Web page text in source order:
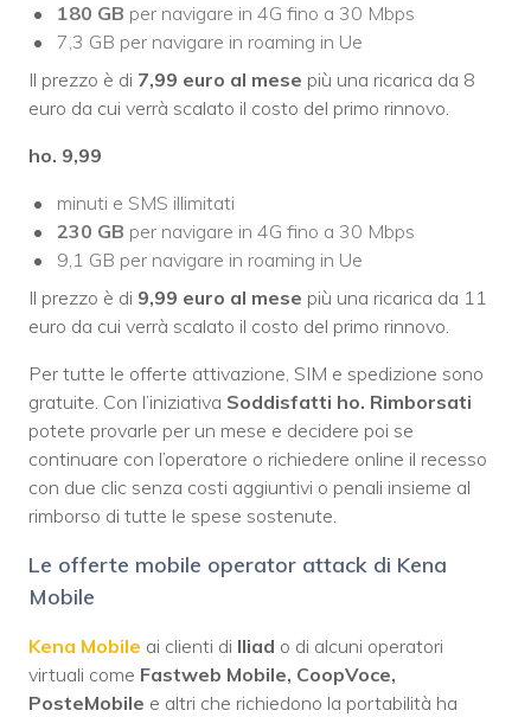
180 GB per navigare in 4G fino a 30 Mbps
7,3 GB per navigare in roaming in Ue
Il prezzo è di 7,99 euro al mese più una ricarica da 8
euro da cui verrà scalato il costo del primo rinnovo.
ho. 9,99
minuti e SMS illimitati
230 GB per navigare in 4G fino a 30 Mbps
9,1 GB per navigare in roaming in Ue
Il prezzo è di 9,99 euro al mese più una ricarica da 11
euro da cui verrà scalato il costo del primo rinnovo.
Per tutte le offerte attivazione, SIM e spedizione sono
gratuite. Con l’iniziativa Soddisfatti ho. Rimborsati
potete provarle per un mese e decidere poi se
continuare con l’operatore o richiedere online il recesso
con due clic senza costi aggiuntivi o penali insieme al
rimborso di tutte le spese sostenute.
Le offerte mobile operator attack di Kena
Mobile
Kena Mobile ai clienti di Iliad o di alcuni operatori
virtuali come Fastweb Mobile, CoopVoce,
PosteMobile e altri che richiedono la portabilità ha